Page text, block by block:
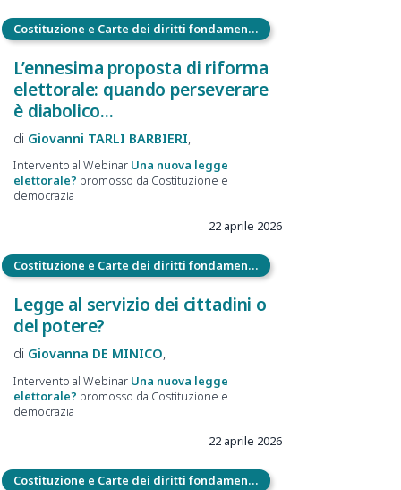
Costituzione e Carte dei diritti fondamentali
L’ennesima proposta di riforma
elettorale: quando perseverare
è diabolico...
Giovanni TARLI BARBIERI
Intervento al Webinar Una nuova legge
elettorale? promosso da Costituzione e
democrazia
22 aprile 2026
Costituzione e Carte dei diritti fondamentali
Legge al servizio dei cittadini o
del potere?
Giovanna DE MINICO
Intervento al Webinar Una nuova legge
elettorale? promosso da Costituzione e
democrazia
22 aprile 2026
Costituzione e Carte dei diritti fondamentali